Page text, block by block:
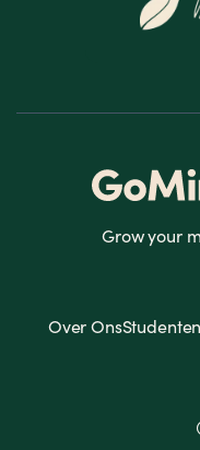
Grow your
Over Ons